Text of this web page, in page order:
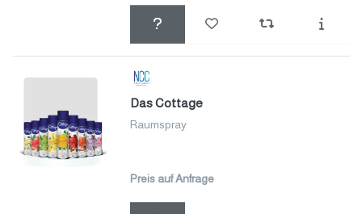
Das Cottage
Raumspray
Preis auf Anfrage